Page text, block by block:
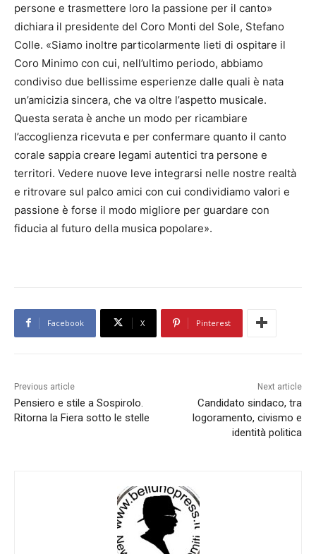
persone e trasmettere loro la passione per il canto»
dichiara il presidente del Coro Monti del Sole, Stefano
Colle. «Siamo inoltre particolarmente lieti di ospitare il
Coro Minimo con cui, nell’ultimo periodo, abbiamo
condiviso due bellissime esperienze dalle quali è nata
un’amicizia sincera, che va oltre l’aspetto musicale.
Questa serata è anche un modo per ricambiare
l’accoglienza ricevuta e per confermare quanto il canto
corale sappia creare legami autentici tra persone e
territori. Vedere nuove leve integrarsi nelle nostre realtà
e ritrovare sul palco amici con cui condividiamo valori e
passione è forse il modo migliore per guardare con
fiducia al futuro della musica popolare».
Facebook X Pinterest
Previous article
Pensiero e stile a Sospirolo.
Ritorna la Fiera sotto le stelle
Next article
Candidato sindaco, tra
logoramento, civismo e
identità politica